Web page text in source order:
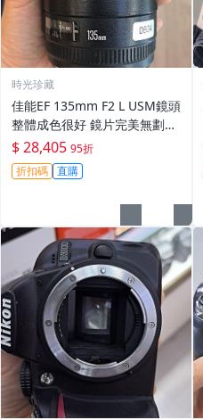
時光珍藏
佳能EF 135mm F2 L USM鏡頭
整體成色很好 鏡片完美無劃痕
功能一切正常 無拆修無-3430
$ 28,405 95折
折扣碼 直購